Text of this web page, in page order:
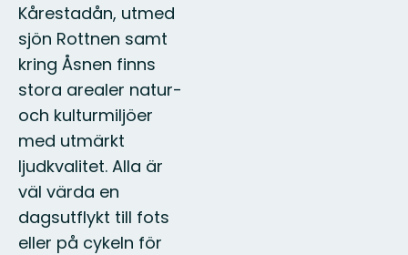
Kårestadån, utmed
sjön Rottnen samt
kring Åsnen finns
stora arealer natur-
och kulturmiljöer
med utmärkt
ljudkvalitet. Alla är
väl värda en
dagsutflykt till fots
eller på cykeln för